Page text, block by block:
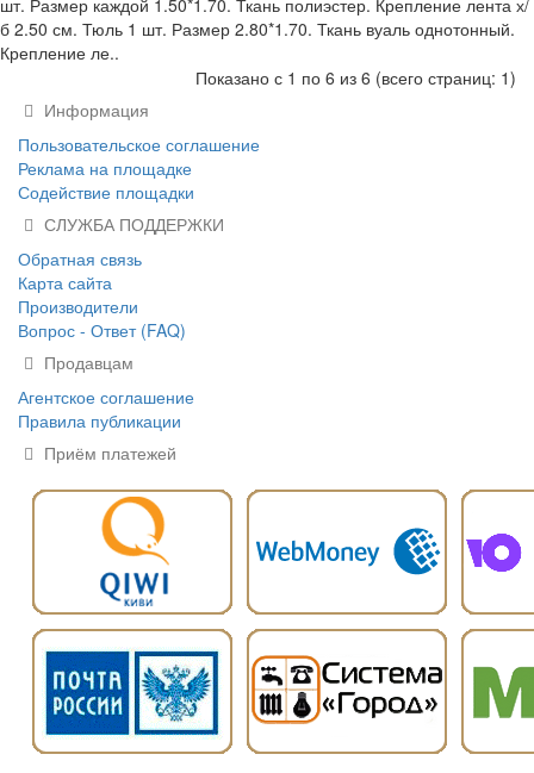
б 2.50 см. Тюль 1 шт. Размер 2.80*1.70. Ткань вуаль однотонный.
Крепление ле..
Показано с 1 по 6 из 6 (всего страниц: 1)
Информация
Пользовательское соглашение
Реклама на площадке
Содействие площадки
СЛУЖБА ПОДДЕРЖКИ
Обратная связь
Карта сайта
Производители
Вопрос - Ответ (FAQ)
Продавцам
Агентское соглашение
Правила публикации
Приём платежей